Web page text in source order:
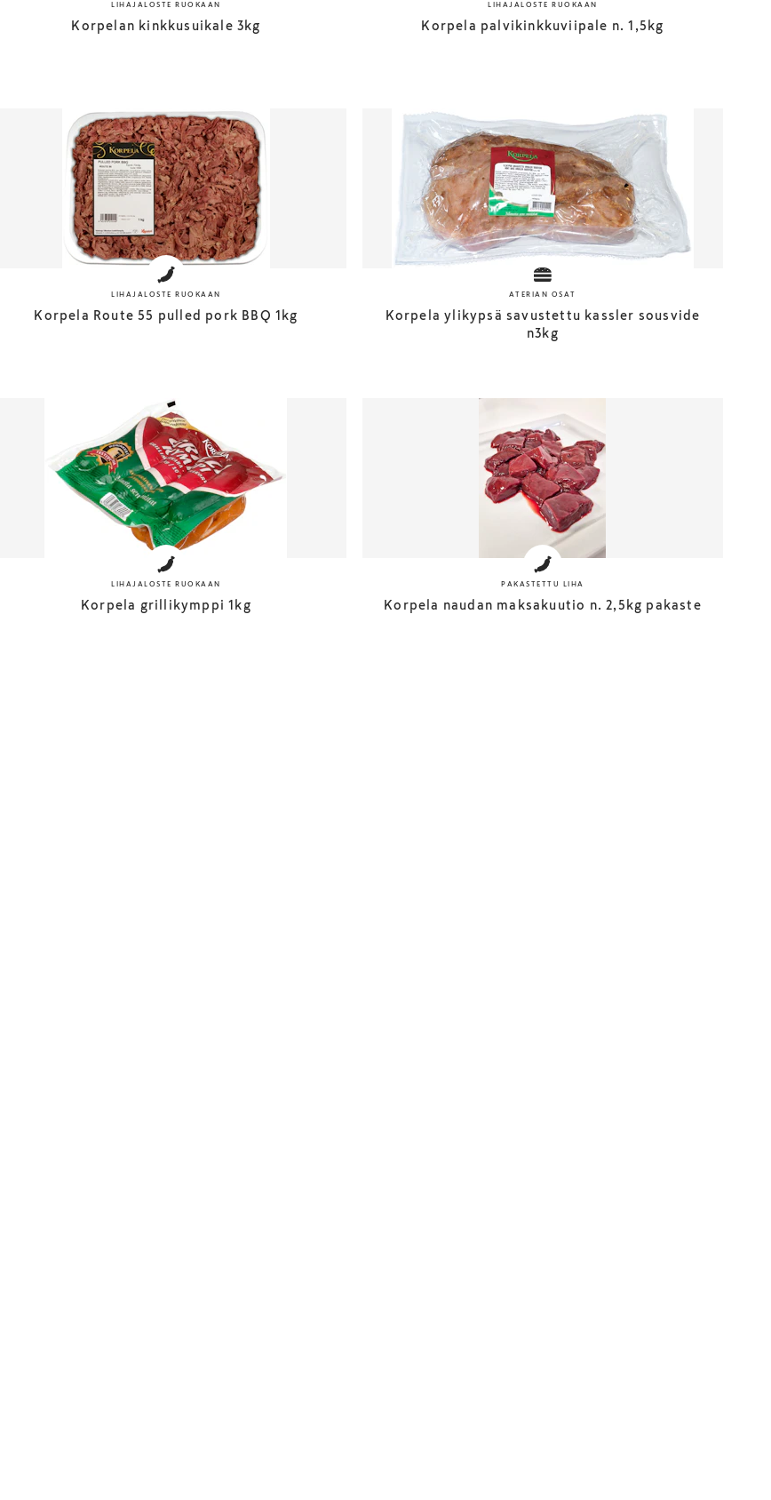
LIHAJALOSTE RUOKAAN
Korpelan kinkkusuikale 3kg
LIHAJALOSTE RUOKAAN
Korpela palvikinkkuviipale n. 1,5kg
LIHAJALOSTE RUOKAAN
Korpela Route 55 pulled pork BBQ 1kg
ATERIAN OSAT
Korpela ylikypsä savustettu kassler sousvide
n3kg
LIHAJALOSTE RUOKAAN
Korpela grillikymppi 1kg
PAKASTETTU LIHA
Korpela naudan maksakuutio n. 2,5kg pakaste